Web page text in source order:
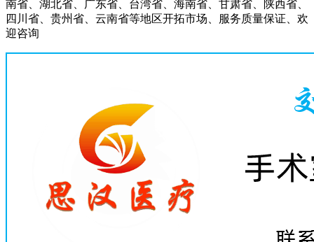
南省、湖北省、广东省、台湾省、海南省、甘肃省、陕西省、
四川省、贵州省、云南省等地区开拓市场、服务质量保证、欢
迎咨询